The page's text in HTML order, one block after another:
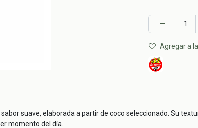
Agregar a
suave, elaborada a partir de coco seleccionado. Su
momento del día.